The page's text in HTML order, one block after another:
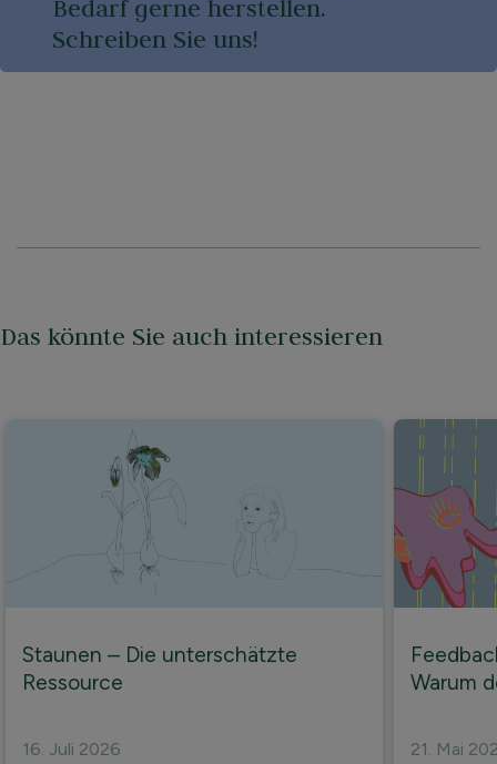
Bedarf gerne herstellen.
Schreiben Sie uns!
Das könnte Sie auch interessieren
Staunen – Die unterschätzte
Ressource
16. Juli 2026
Warum
21. Mai